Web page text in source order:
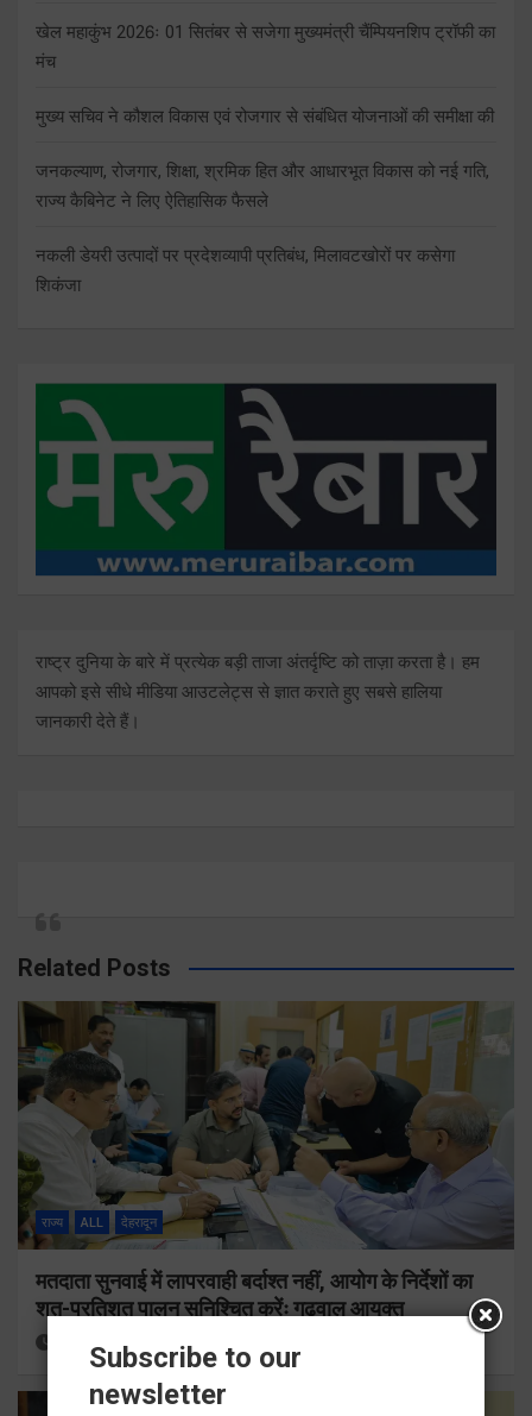
खेल महाकुंभ 2026ः 01 सितंबर से सजेगा मुख्यमंत्री चैंम्पियनशिप ट्रॉफी का
मंच
मुख्य सचिव ने कौशल विकास एवं रोजगार से संबंधित योजनाओं की समीक्षा की
जनकल्याण, रोजगार, शिक्षा, श्रमिक हित और आधारभूत विकास को नई गति,
राज्य कैबिनेट ने लिए ऐतिहासिक फैसले
नकली डेयरी उत्पादों पर प्रदेशव्यापी प्रतिबंध, मिलावटखोरों पर कसेगा
शिकंजा
राष्ट्र दुनिया के बारे में प्रत्येक बड़ी ताजा अंतर्दृष्टि को ताज़ा करता है। हम
आपको इसे सीधे मीडिया आउटलेट्स से ज्ञात कराते हुए सबसे हालिया
जानकारी देते हैं।
Related Posts
राज्य ALL देहरादून
मतदाता सुनवाई में लापरवाही बर्दाश्त नहीं, आयोग के निर्देशों का
शत-प्रतिशत पालन सुनिश्चित करेंः गढ़वाल आयुक्त
56 minutes ago
Subscribe to our
newsletter